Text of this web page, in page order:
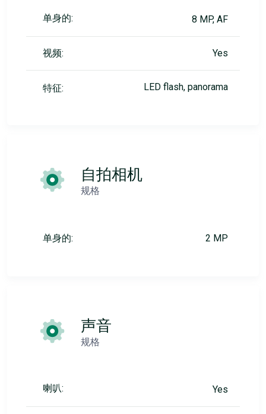
单身的: 8 MP, AF
视频: Yes
特征: LED flash, panorama
自拍相机
规格
单身的: 2 MP
声音
规格
喇叭: Yes